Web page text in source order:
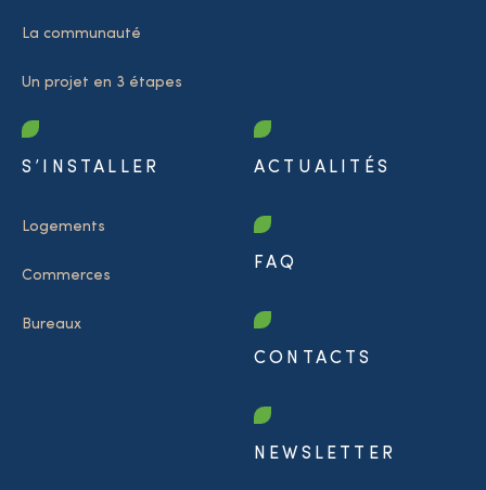
La communauté
Un projet en 3 étapes
S’INSTALLER
Logements
Commerces
Bureaux
ACTUALITÉS
FAQ
CONTACTS
NEWSLETTER